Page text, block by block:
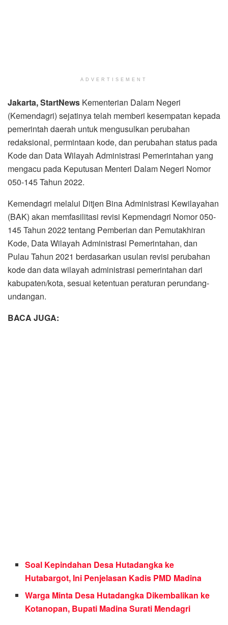
ADVERTISEMENT
Jakarta, StartNews Kementerian Dalam Negeri
(Kemendagri) sejatinya telah memberi kesempatan kepada
pemerintah daerah untuk mengusulkan perubahan
redaksional, permintaan kode, dan perubahan status pada
Kode dan Data Wilayah Administrasi Pemerintahan yang
mengacu pada Keputusan Menteri Dalam Negeri Nomor
050-145 Tahun 2022.
Kemendagri melalui Ditjen Bina Administrasi Kewilayahan
(BAK) akan memfasilitasi revisi Kepmendagri Nomor 050-
145 Tahun 2022 tentang Pemberian dan Pemutakhiran
Kode, Data Wilayah Administrasi Pemerintahan, dan
Pulau Tahun 2021 berdasarkan usulan revisi perubahan
kode dan data wilayah administrasi pemerintahan dari
kabupaten/kota, sesuai ketentuan peraturan perundang-
undangan.
BACA JUGA:
Soal Kepindahan Desa Hutadangka ke
Hutabargot, Ini Penjelasan Kadis PMD Madina
Warga Minta Desa Hutadangka Dikembalikan ke
Kotanopan, Bupati Madina Surati Mendagri